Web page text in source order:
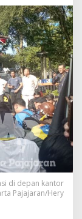
di depan kantor
Pajajaran/Hery